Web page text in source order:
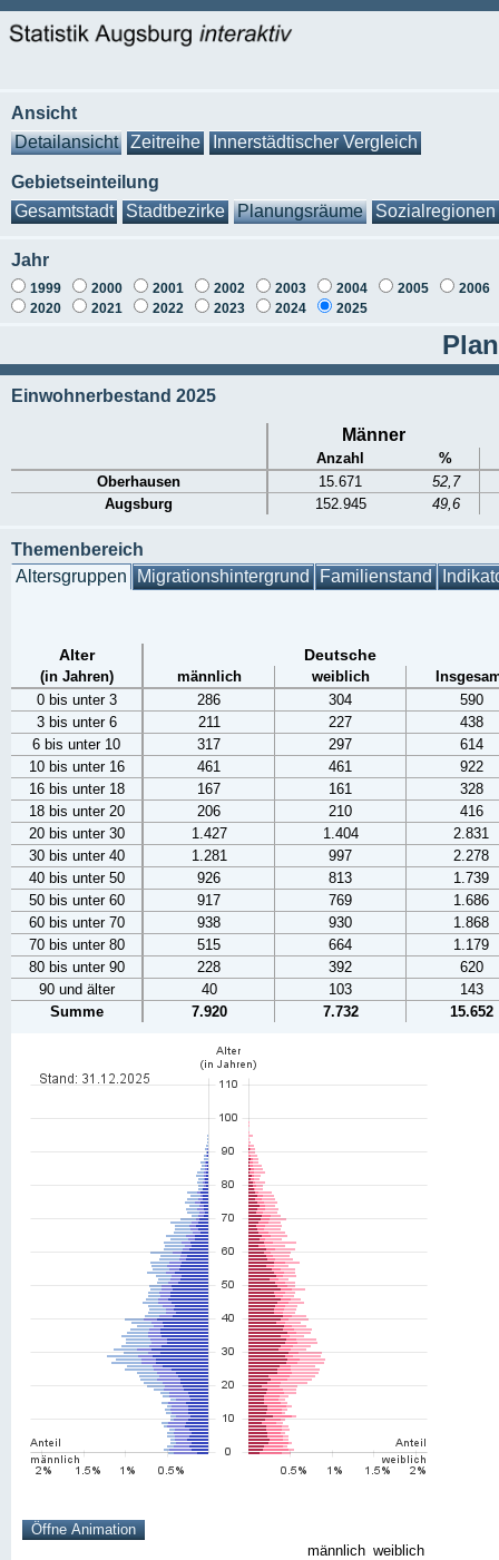
Ansicht
Detailansicht
Zeitreihe Innerstädtischer Vergleich
Gebietseinteilung
Gesamtstadt
Stadtbezirke Planungsräume Sozialregionen
Jahr
1999 2000 2001 2002 2003 2004 2005
2006
2020
2021 2022 2023 2024 2025
Einwohnerbestand 2025
Männer
Anzahl
%
Oberhausen
15.671
52,7
Augsburg
152.945 49,6
Themenbereich
Altersgruppen Migrationshintergrund Familienstand
Alter Deutsche
(in Jahren) männlich weiblich
0 bis unter 3
286 304
590
3 bis unter 6
211 227
438
6 bis unter 10
317 297
614
10 bis unter 16
461 461
922
16 bis unter 18
167 161
328
18 bis unter 20
206 210
416
20 bis unter 30
1.427 1.404
2.831
30 bis unter 40
1.281 997
2.278
40 bis unter 50
926 813
1.739
50 bis unter 60
917 769
1.686
60 bis unter 70
938 930
1.868
70 bis unter 80
515 664
1.179
80 bis unter 90
228 392
620
90 und älter
40 103
143
Summe
7.920 7.732 15.652
männlich weiblich